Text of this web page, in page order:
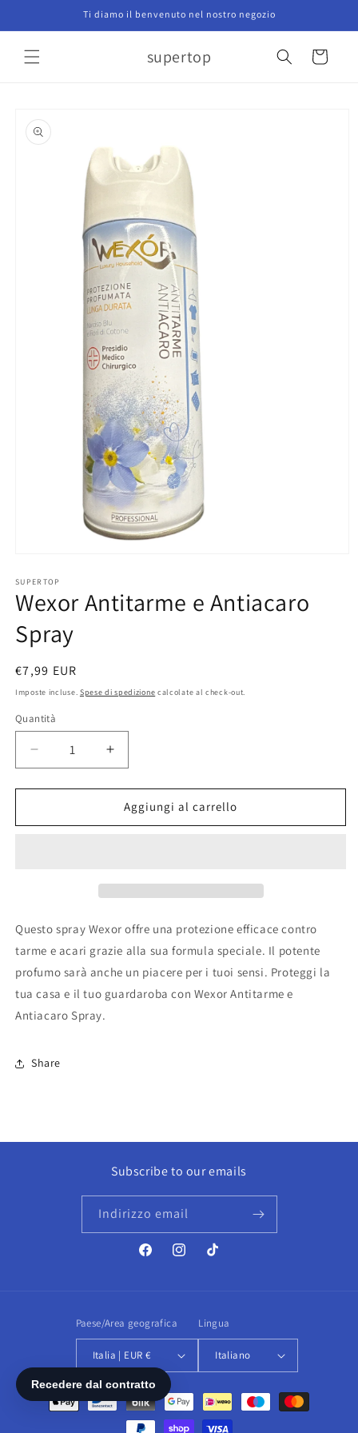
direttamente
ai contenuti
Ti diamo il benvenuto nel nostro negozio
supertop Carrello
informazioni
sul prodotto
multimediali
1
in
modale
SUPERTOP
Wexor Antitarme e Antiacaro
Spray
Prezzo
di
€7,99 EUR
Imposte incluse. Spese di spedizione calcolate al check-out.
Quantità
Diminuisci
quantità
per
Antitarme
Aumenta
quantità
per
Wexor
Antitarme
Aggiungi al carrello
Questo spray Wexor offre una protezione efficace contro
tarme e acari grazie alla sua formula speciale. Il potente
profumo sarà anche un piacere per i tuoi sensi. Proteggi la
tua casa e il tuo guardaroba con Wexor Antitarme e
Antiacaro Spray.
Share
Subscribe to our emails
Indirizzo email
FacebookInstagramTikTok
Paese/Area geografica
Italia | EUR €
Lingua
Italiano